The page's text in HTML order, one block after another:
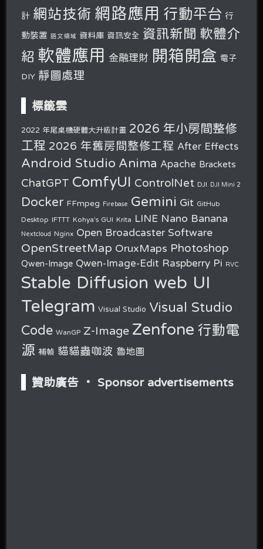
計 網站技術 網路應用 行動平台 行
動裝置 語文領域 資料庫 資訊安全 資訊新聞 軟體介
紹 軟體應用 金融理財 開箱開盒 電子
DIY 靜圖處理
標籤雲
2022 年尾桌機硬體大升級計畫 2026 年小房間整修
工程 2026 年舊房間整修工程 After Effects
Android Studio Anima Apache Brackets
ChatGPT ComfyUI ControlNet DJI DJI Mini 2
Docker FFmpeg Firebase Gemini Git GitHub
Desktop IFTTT Kohya's GUI Krita LINE Nano Banana
Nextcloud Nginx Open Broadcaster Software
OpenStreetMap OruxMaps Photoshop
Qwen-Image Qwen-Image-Edit Raspberry Pi RVC
Stable Diffusion web UI
Telegram Visual Studio Visual Studio
Code WanGP Z-Image Zenfone 行動電
源 補幀 貓貓蟲咖波 魯地圖
贊助廣告 ‧ Sponsor advertisements